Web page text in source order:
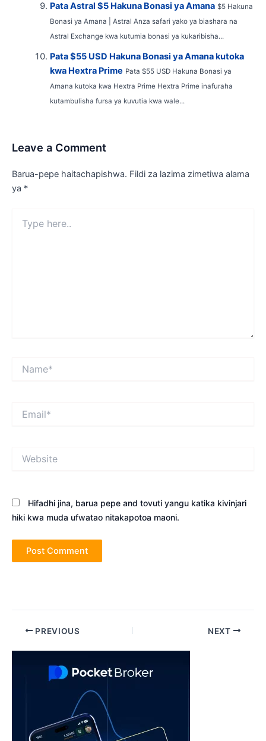
Pata Astral $5 Hakuna Bonasi ya Amana $5 Hakuna
Bonasi ya Amana | Astral Anza safari yako ya biashara na
Astral Exchange kwa kutumia bonasi ya kukaribisha...
Pata $55 USD Hakuna Bonasi ya Amana kutoka
kwa Hextra Prime Pata $55 USD Hakuna Bonasi ya
Amana kutoka kwa Hextra Prime Hextra Prime inafuraha
kutambulisha fursa ya kuvutia kwa wale...
Leave a Comment
Barua-pepe haitachapishwa. Fildi za lazima zimetiwa alama
ya *
here..
Hifadhi jina, barua pepe and tovuti yangu katika kivinjari
hiki kwa muda ufwatao nitakapotoa maoni.
Post PREVIOUS NEXT